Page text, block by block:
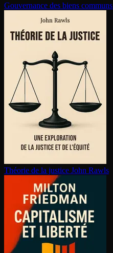
Gouvernance des biens communs
Théorie de la justice John Rawls